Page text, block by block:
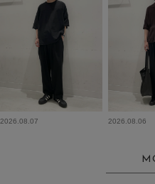
2026.08.07 2026.08.06